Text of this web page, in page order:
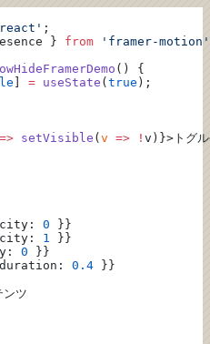
;
} from 'framer-motion'
() {
= useState ( true );
=> setVisible ( v => ! v)}>トグ
0 }}
1
}}
0 }}
0.4 }}
ツ